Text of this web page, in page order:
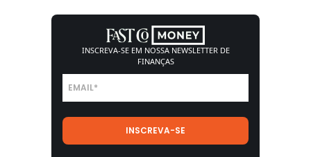
INSCREVA-SE EM NOSSA NEWSLETTER DE
FINANÇAS